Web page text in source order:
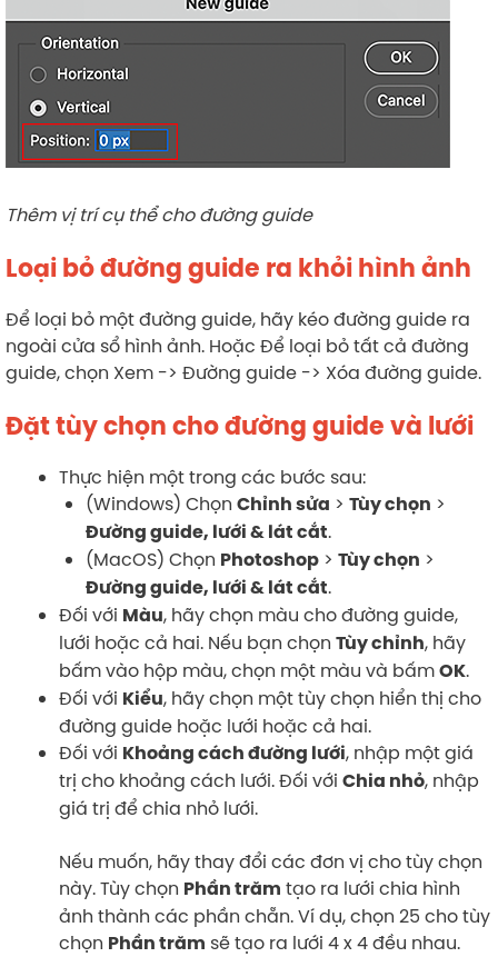
Thêm vị trí cụ thể cho đường guide
Loại bỏ đường guide ra khỏi hình ảnh
Để loại bỏ một đường guide, hãy kéo đường guide ra
ngoài cửa sổ hình ảnh. Hoặc Để loại bỏ tất cả đường
guide, chọn Xem -> Đường guide -> Xóa đường guide.
Đặt tùy chọn cho đường guide và lưới
Thực hiện một trong các bước sau:
(Windows) Chọn Chỉnh sửa > Tùy chọn >
Đường guide, lưới & lát cắt.
(MacOS) Chọn Photoshop > Tùy chọn >
Đường guide, lưới & lát cắt.
Đối với Màu, hãy chọn màu cho đường guide,
lưới hoặc cả hai. Nếu bạn chọn Tùy chỉnh, hãy
bấm vào hộp màu, chọn một màu và bấmOK.
Đối với Kiểu, hãy chọn một tùy chọn hiển thị cho
đường guide hoặc lưới hoặc cả hai.
Đối với Khoảng cách đường lưới, nhập một giá
trị cho khoảng cách lưới. Đối với Chia nhỏ, nhập
giá trị để chia nhỏ lưới.
Nếu muốn, hãy thay đổi các đơn vị cho tùy chọn
này. Tùy chọn Phần trăm tạo ra lưới chia hình
ảnh thành các phần chẵn. Ví dụ, chọn 25 cho tùy
chọn Phần trăm sẽ tạo ra lưới 4 x 4 đều nhau.